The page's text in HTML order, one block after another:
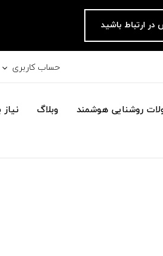
ارتباط باشید
حساب کاربری
روشنایی هوشمند وبلاگ